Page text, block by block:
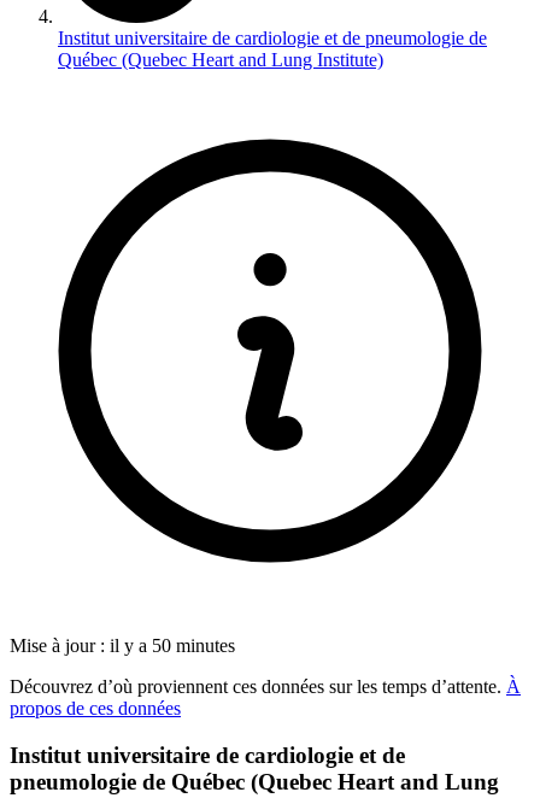
Institut universitaire de cardiologie et de pneumologie de
Québec (Quebec Heart and Lung Institute)
Mise à jour : il y a 50 minutes
Découvrez d’où proviennent ces données sur les temps d’attente. À
propos de ces données
Institut universitaire de cardiologie et de
pneumologie de Québec (Quebec Heart and Lung